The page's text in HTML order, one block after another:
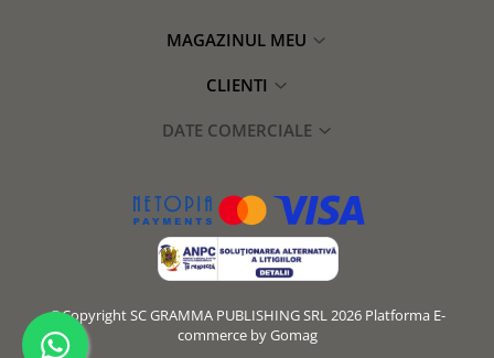
MAGAZINUL MEU
CLIENTI
DATE COMERCIALE
©Copyright SC GRAMMA PUBLISHING SRL 2026 Platforma E-
commerce by Gomag